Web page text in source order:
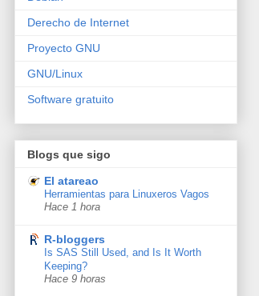
Derecho de Internet
Proyecto GNU
GNU/Linux
Software gratuito
Blogs que sigo
El atareao
Herramientas para Linuxeros Vagos
Hace 1 hora
R-bloggers
Is SAS Still Used, and Is It Worth
Keeping?
Hace 9 horas